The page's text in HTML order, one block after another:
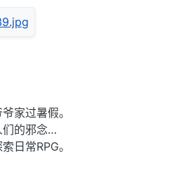
家过暑假。
们的邪念…
日常RPG。